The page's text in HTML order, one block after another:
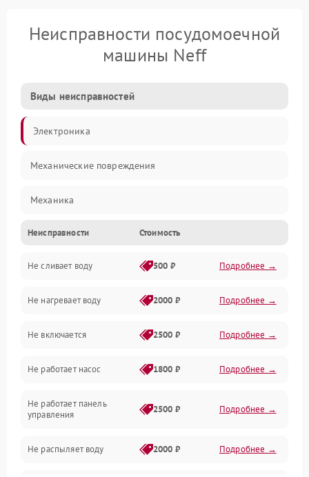
Неисправности посудомоечной
машины Neff
Виды неисправностей
Электроника
Механические повреждения
Механика
Управление
Электропитание
Датчики
Нагрев
Вода
Гигиена
Программное обеспечение
Неисправности Стоимость
Не сливает воду 500 ₽ Подробнее →
Не нагревает воду 2000 ₽ Подробнее →
Не включается 2500 ₽ Подробнее →
Не работает насос 1800 ₽ Подробнее →
Не работает панель
управления
2500 ₽ Подробнее →
Не распыляет воду 2000 ₽ Подробнее →